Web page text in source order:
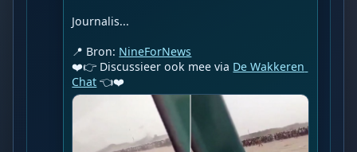
Journalis...
📍 Bron: NineForNews
❤️👉 Discussieer ook mee via De Wakkeren
Chat 👈❤️